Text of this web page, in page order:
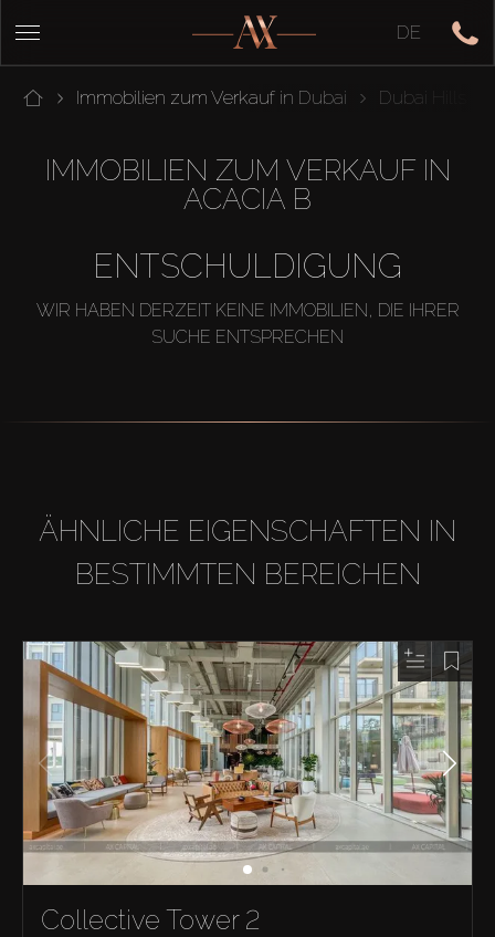
DE
Immobilien zum Verkauf in Dubai Dubai Hills
IMMOBILIEN ZUM VERKAUF IN
ACACIA B
ENTSCHULDIGUNG
WIR HABEN DERZEIT KEINE IMMOBILIEN, DIE IHRER
SUCHE ENTSPRECHEN
ÄHNLICHE EIGENSCHAFTEN IN
BESTIMMTEN BEREICHEN
Collective Tower 2